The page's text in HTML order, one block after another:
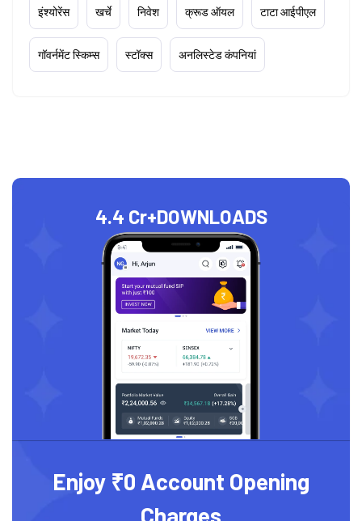
इंश्योरेंस खर्चे निवेश क्रूड ऑयल टाटा आईपीएल
गॉवर्नमेंट स्किम्स स्टॉक्स अनलिस्टेड कंपनियां
4.4 Cr+DOWNLOADS
Enjoy ₹0 Account Opening
Charges